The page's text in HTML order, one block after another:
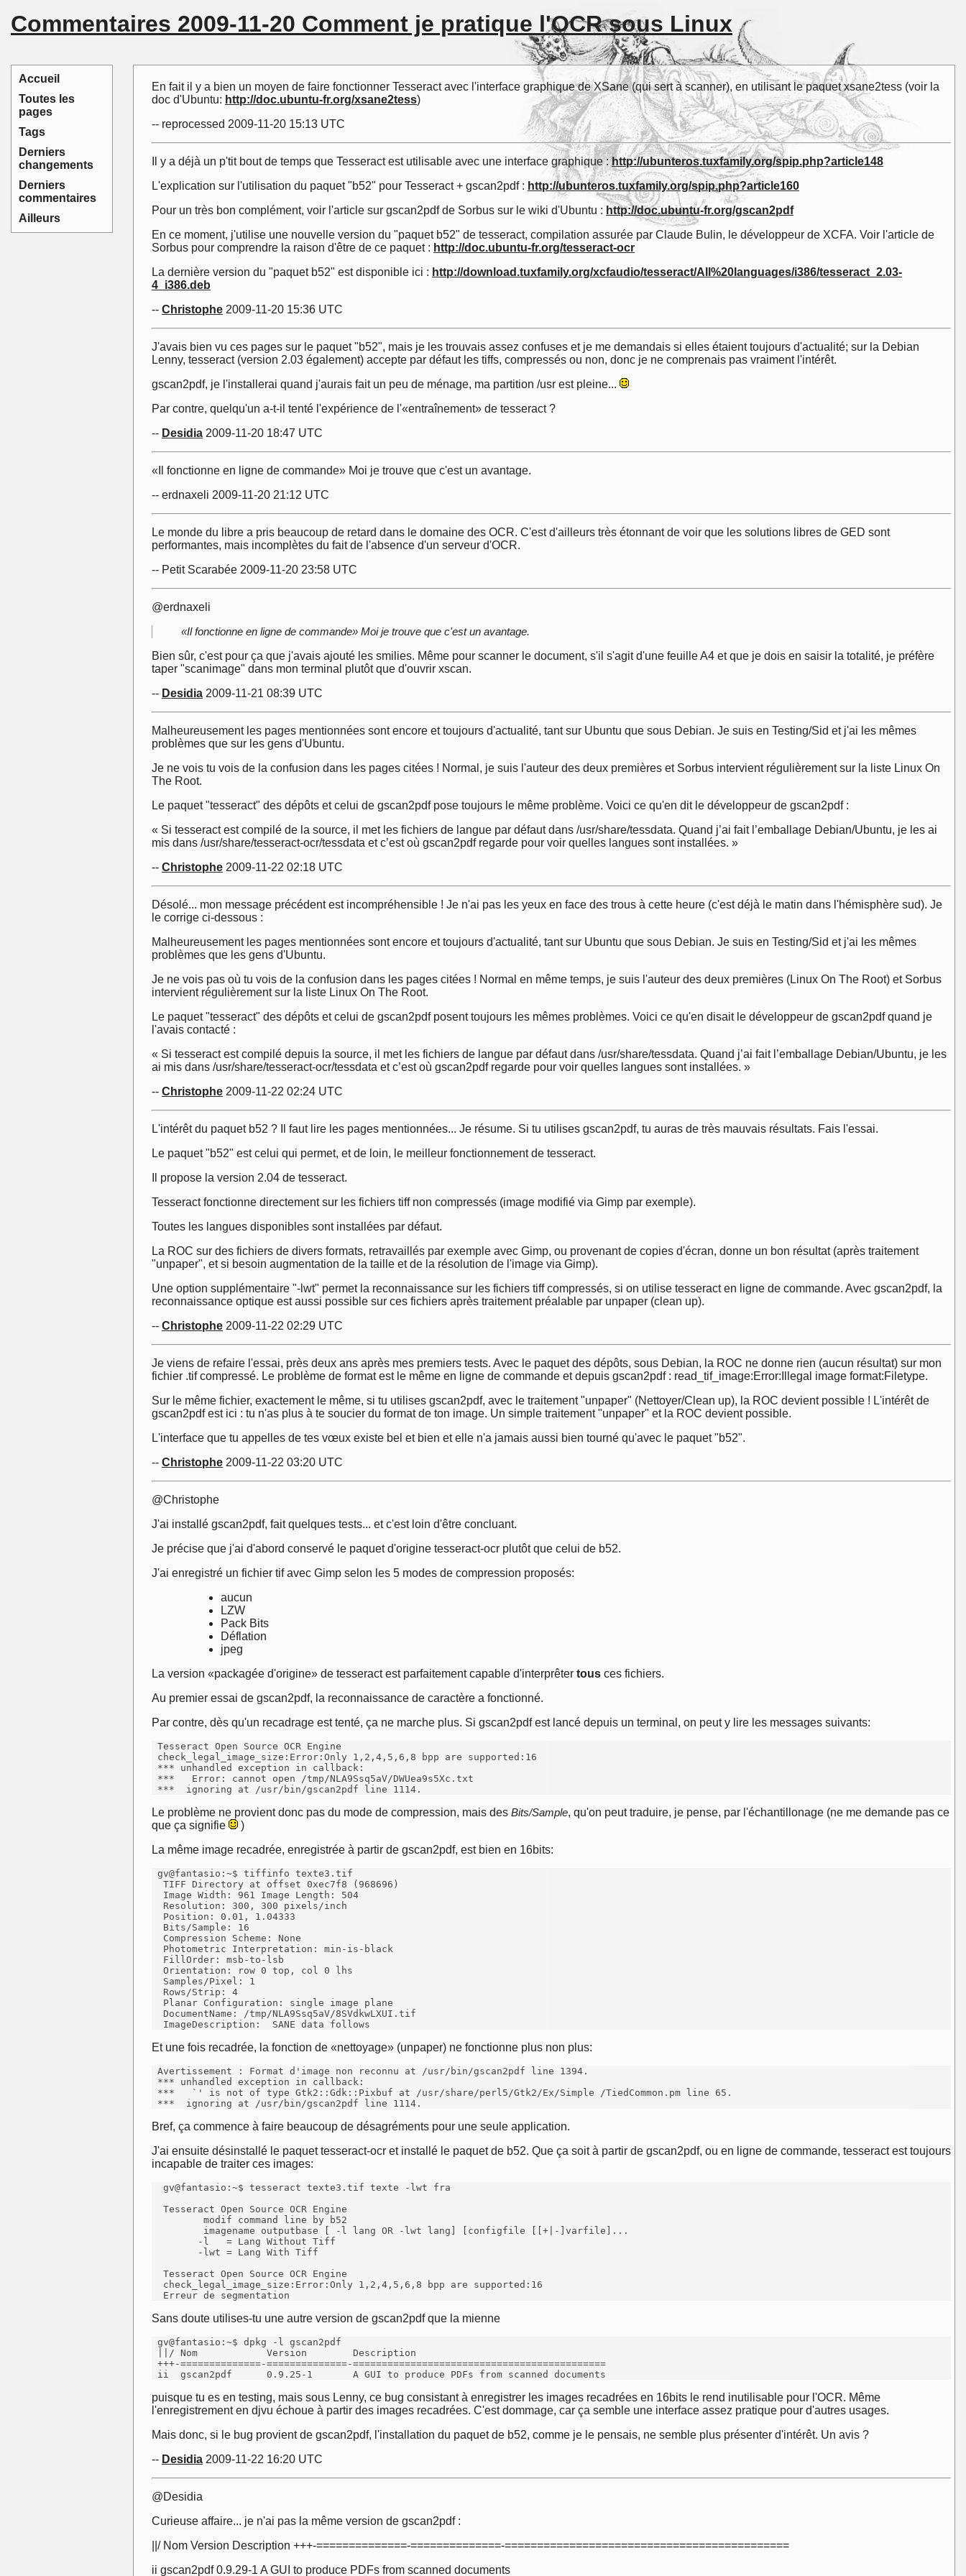
Accueil
Toutes les
pages
Tags
Derniers
changements
Derniers
commentaires
Ailleurs
Commentaires 2009-11-20 Comment je pratique l'OCR sous Linux
En fait il y a bien un moyen de faire fonctionner Tesseract avec l'interface graphique de XSane (qui sert à scanner), en utilisant le paquet xsane2tess (voir la
doc d'Ubuntu: http://doc.ubuntu-fr.org/xsane2tess)
-- reprocessed 2009-11-20 15:13 UTC
Il y a déjà un p'tit bout de temps que Tesseract est utilisable avec une interface graphique :http://ubunteros.tuxfamily.org/spip.php?article148
L'explication sur l'utilisation du paquet "b52" pour Tesseract + gscan2pdf : http://ubunteros.tuxfamily.org/spip.php?article160
Pour un très bon complément, voir l'article sur gscan2pdf de Sorbus sur le wiki d'Ubuntu : http://doc.ubuntu-fr.org/gscan2pdf
En ce moment, j'utilise une nouvelle version du "paquet b52" de tesseract, compilation assurée par Claude Bulin, le développeur de XCFA. Voir l'article de
Sorbus pour comprendre la raison d'être de ce paquet : http://doc.ubuntu-fr.org/tesseract-ocr
La dernière version du "paquet b52" est disponible ici : http://download.tuxfamily.org/xcfaudio/tesseract/All%20languages/i386/tesseract_2.03-
4_i386.deb
-- Christophe 2009-11-20 15:36 UTC
J'avais bien vu ces pages sur le paquet "b52", mais je les trouvais assez confuses et je me demandais si elles étaient toujours d'actualité; sur la Debian
Lenny, tesseract (version 2.03 également) accepte par défaut les tiffs, compressés ou non, donc je ne comprenais pas vraiment l'intérêt.
gscan2pdf, je l'installerai quand j'aurais fait un peu de ménage, ma partition /usr est pleine...
Par contre, quelqu'un a-t-il tenté l'expérience de l'«entraînement» de tesseract ?
-- Desidia 2009-11-20 18:47 UTC
«Il fonctionne en ligne de commande» Moi je trouve que c'est un avantage.
-- erdnaxeli 2009-11-20 21:12 UTC
Le monde du libre a pris beaucoup de retard dans le domaine des OCR. C'est d'ailleurs très étonnant de voir que les solutions libres de GED sont
performantes, mais incomplètes du fait de l'absence d'un serveur d'OCR.
-- Petit Scarabée 2009-11-20 23:58 UTC
@erdnaxeli
«Il fonctionne en ligne de commande» Moi je trouve que c'est un avantage.
Bien sûr, c'est pour ça que j'avais ajouté les smilies. Même pour scanner le document, s'il s'agit d'une feuille A4 et que je dois en saisir la totalité, je préfère
taper "scanimage" dans mon terminal plutôt que d'ouvrir xscan.
-- Desidia 2009-11-21 08:39 UTC
Malheureusement les pages mentionnées sont encore et toujours d'actualité, tant sur Ubuntu que sous Debian. Je suis en Testing/Sid et j'ai les mêmes
problèmes que sur les gens d'Ubuntu.
Je ne vois tu vois de la confusion dans les pages citées ! Normal, je suis l'auteur des deux premières et Sorbus intervient régulièrement sur la liste Linux On
The Root.
Le paquet "tesseract" des dépôts et celui de gscan2pdf pose toujours le même problème. Voici ce qu'en dit le développeur de gscan2pdf :
« Si tesseract est compilé de la source, il met les fichiers de langue par défaut dans /usr/share/tessdata. Quand j’ai fait l’emballage Debian/Ubuntu, je les ai
mis dans /usr/share/tesseract-ocr/tessdata et c’est où gscan2pdf regarde pour voir quelles langues sont installées. »
-- Christophe 2009-11-22 02:18 UTC
Désolé... mon message précédent est incompréhensible ! Je n'ai pas les yeux en face des trous à cette heure (c'est déjà le matin dans l'hémisphère sud). Je
le corrige ci-dessous :
Malheureusement les pages mentionnées sont encore et toujours d'actualité, tant sur Ubuntu que sous Debian. Je suis en Testing/Sid et j'ai les mêmes
problèmes que les gens d'Ubuntu.
Je ne vois pas où tu vois de la confusion dans les pages citées ! Normal en même temps, je suis l'auteur des deux premières (Linux On The Root) et Sorbus
intervient régulièrement sur la liste Linux On The Root.
Le paquet "tesseract" des dépôts et celui de gscan2pdf posent toujours les mêmes problèmes. Voici ce qu'en disait le développeur de gscan2pdf quand je
l'avais contacté :
« Si tesseract est compilé depuis la source, il met les fichiers de langue par défaut dans /usr/share/tessdata. Quand j’ai fait l’emballage Debian/Ubuntu, je les
ai mis dans /usr/share/tesseract-ocr/tessdata et c’est où gscan2pdf regarde pour voir quelles langues sont installées. »
-- Christophe 2009-11-22 02:24 UTC
L'intérêt du paquet b52 ? Il faut lire les pages mentionnées... Je résume. Si tu utilises gscan2pdf, tu auras de très mauvais résultats. Fais l'essai.
Le paquet "b52" est celui qui permet, et de loin, le meilleur fonctionnement de tesseract.
Il propose la version 2.04 de tesseract.
Tesseract fonctionne directement sur les fichiers tiff non compressés (image modifié via Gimp par exemple).
Toutes les langues disponibles sont installées par défaut.
La ROC sur des fichiers de divers formats, retravaillés par exemple avec Gimp, ou provenant de copies d'écran, donne un bon résultat (après traitement
"unpaper", et si besoin augmentation de la taille et de la résolution de l'image via Gimp).
Une option supplémentaire "-lwt" permet la reconnaissance sur les fichiers tiff compressés, si on utilise tesseract en ligne de commande. Avec gscan2pdf, la
reconnaissance optique est aussi possible sur ces fichiers après traitement préalable par unpaper (clean up).
-- Christophe 2009-11-22 02:29 UTC
Je viens de refaire l'essai, près deux ans après mes premiers tests. Avec le paquet des dépôts, sous Debian, la ROC ne donne rien (aucun résultat) sur mon
fichier .tif compressé. Le problème de format est le même en ligne de commande et depuis gscan2pdf : read_tif_image:Error:Illegal image format:Filetype.
Sur le même fichier, exactement le même, si tu utilises gscan2pdf, avec le traitement "unpaper" (Nettoyer/Clean up), la ROC devient possible ! L'intérêt de
gscan2pdf est ici : tu n'as plus à te soucier du format de ton image. Un simple traitement "unpaper" et la ROC devient possible.
L'interface que tu appelles de tes vœux existe bel et bien et elle n'a jamais aussi bien tourné qu'avec le paquet "b52".
-- Christophe 2009-11-22 03:20 UTC
@Christophe
J'ai installé gscan2pdf, fait quelques tests... et c'est loin d'être concluant.
Je précise que j'ai d'abord conservé le paquet d'origine tesseract-ocr plutôt que celui de b52.
J'ai enregistré un fichier tif avec Gimp selon les 5 modes de compression proposés:
aucun
LZW
Pack Bits
Déflation
jpeg
La version «packagée d'origine» de tesseract est parfaitement capable d'interprêter tous ces fichiers.
Au premier essai de gscan2pdf, la reconnaissance de caractère a fonctionné.
Par contre, dès qu'un recadrage est tenté, ça ne marche plus. Si gscan2pdf est lancé depuis un terminal, on peut y lire les messages suivants:
Tesseract Open Source OCR Engine
check_legal_image_size:Error:Only 1,2,4,5,6,8 bpp are supported:16
*** unhandled exception in callback:
***   Error: cannot open /tmp/NLA9Ssq5aV/DWUea9s5Xc.txt
***  ignoring at /usr/bin/gscan2pdf line 1114.
Le problème ne provient donc pas du mode de compression, mais des Bits/Sample, qu'on peut traduire, je pense, par l'échantillonage (ne me demande pas ce
que ça signifie
)
La même image recadrée, enregistrée à partir de gscan2pdf, est bien en 16bits:
gv@fantasio:~$ tiffinfo texte3.tif
  TIFF Directory at offset 0xec7f8 (968696)
  Image Width: 961 Image Length: 504
  Resolution: 300, 300 pixels/inch
  Position: 0.01, 1.04333
  Bits/Sample: 16
  Compression Scheme: None
  Photometric Interpretation: min-is-black
  FillOrder: msb-to-lsb
  Orientation: row 0 top, col 0 lhs
  Samples/Pixel: 1
  Rows/Strip: 4
  Planar Configuration: single image plane
  DocumentName: /tmp/NLA9Ssq5aV/8SVdkwLXUI.tif
  ImageDescription:  SANE data follows
Et une fois recadrée, la fonction de «nettoyage» (unpaper) ne fonctionne plus non plus:
Avertissement : Format d'image non reconnu at /usr/bin/gscan2pdf line 1394.
*** unhandled exception in callback:
***   `' is not of type Gtk2::Gdk::Pixbuf at /usr/share/perl5/Gtk2/Ex/Simple /TiedCommon.pm line 65.
***  ignoring at /usr/bin/gscan2pdf line 1114.
Bref, ça commence à faire beaucoup de désagréments pour une seule application.
J'ai ensuite désinstallé le paquet tesseract-ocr et installé le paquet de b52. Que ça soit à partir de gscan2pdf, ou en ligne de commande, tesseract est toujours
incapable de traiter ces images:
  gv@fantasio:~$ tesseract texte3.tif texte -lwt fra
  Tesseract Open Source OCR Engine
         modif command line by b52
         imagename outputbase [ -l lang OR -lwt lang] [configfile [[+|-]varfile]...
        -l   = Lang Without Tiff
        -lwt = Lang With Tiff
  Tesseract Open Source OCR Engine
  check_legal_image_size:Error:Only 1,2,4,5,6,8 bpp are supported:16
  Erreur de segmentation
Sans doute utilises-tu une autre version de gscan2pdf que la mienne
gv@fantasio:~$ dpkg -l gscan2pdf
||/ Nom            Version        Description
+++-==============-==============-============================================
ii  gscan2pdf      0.9.25-1       A GUI to produce PDFs from scanned documents
puisque tu es en testing, mais sous Lenny, ce bug consistant à enregistrer les images recadrées en 16bits le rend inutilisable pour l'OCR. Même
l'enregistrement en djvu échoue à partir des images recadrées. C'est dommage, car ça semble une interface assez pratique pour d'autres usages.
Mais donc, si le bug provient de gscan2pdf, l'installation du paquet de b52, comme je le pensais, ne semble plus présenter d'intérêt. Un avis ?
-- Desidia 2009-11-22 16:20 UTC
@Desidia
Curieuse affaire... je n'ai pas la même version de gscan2pdf :
||/ Nom Version Description +++-==============-==============-============================================
ii gscan2pdf 0.9.29-1 A GUI to produce PDFs from scanned documents